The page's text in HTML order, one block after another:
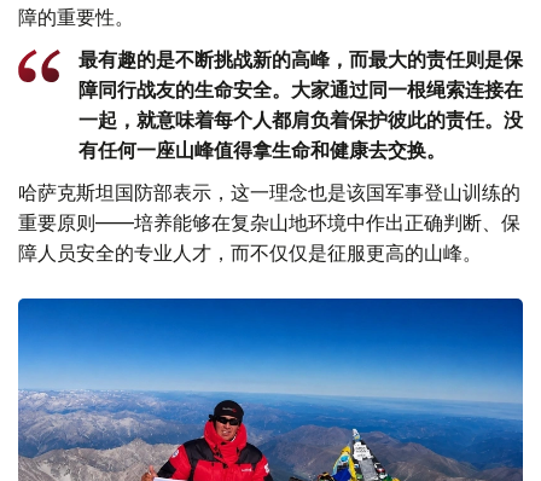
障的重要性。
最有趣的是不断挑战新的高峰，而最大的责任则是保
障同行战友的生命安全。大家通过同一根绳索连接在
一起，就意味着每个人都肩负着保护彼此的责任。没
有任何一座山峰值得拿生命和健康去交换。
哈萨克斯坦国防部表示，这一理念也是该国军事登山训练的
重要原则——培养能够在复杂山地环境中作出正确判断、保
障人员安全的专业人才，而不仅仅是征服更高的山峰。